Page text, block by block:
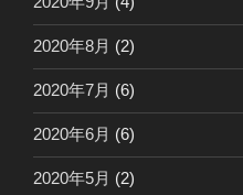
2020年8月 (2)
2020年7月 (6)
2020年6月 (6)
2020年5月 (2)